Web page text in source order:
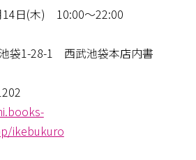
14日(木) 10:00～22:00
袋1-28-1 西武池袋本店内書
ikebukuro